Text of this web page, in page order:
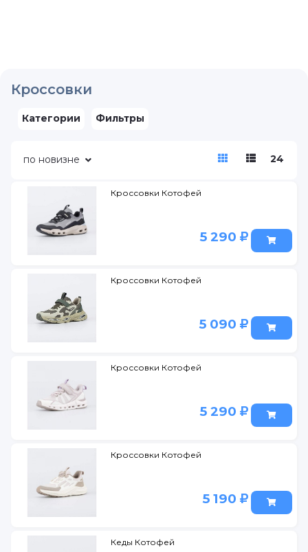
Кроссовки
Категории Фильтры
по новизне 24
Кроссовки Котофей
5 290
Кроссовки Котофей
5 090
Кроссовки Котофей
5 290
Кроссовки Котофей
5 190
Кеды Котофей